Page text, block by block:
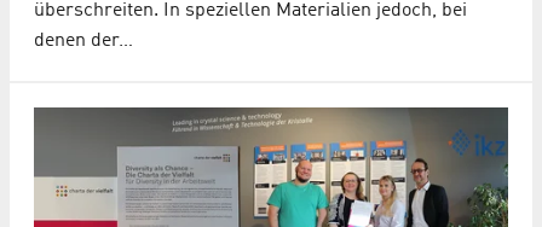
überschreiten. In speziellen Materialien jedoch, bei
denen der…